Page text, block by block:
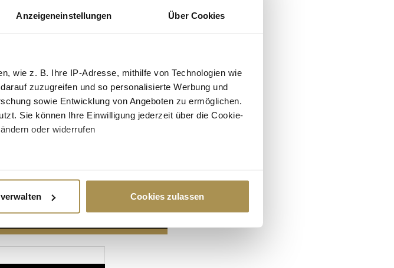
Anzeigeneinstellungen Über Cookies
wie z. B. Ihre IP-Adresse, mithilfe von Technologien wie
zuzugreifen und so personalisierte Werbung und
sowie Entwicklung von Angeboten zu ermöglichen.
Sie können Ihre Einwilligung jederzeit über die Cookie-
oder widerrufen
werden, und legen Sie Ihre Präferenzen im
Funktionen für soziale Medien anbieten zu können
Cookies zulassen